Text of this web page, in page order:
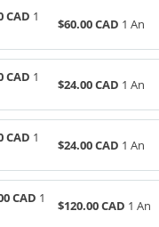
CAD 1
$60.00 CAD 1 An
CAD 1
$24.00 CAD 1 An
CAD 1
$24.00 CAD 1 An
CAD 1
$120.00 CAD 1 An